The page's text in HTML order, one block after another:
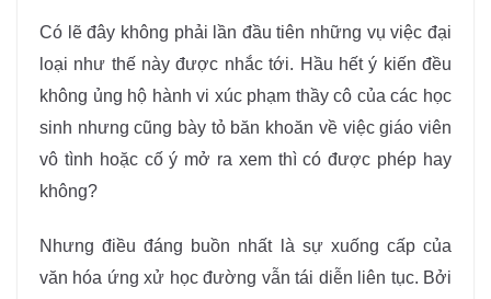
Có lẽ đây không phải lần đầu tiên những vụ việc đại
loại như thế này được nhắc tới. Hầu hết ý kiến đều
không ủng hộ hành vi xúc phạm thầy cô của các học
sinh nhưng cũng bày tỏ băn khoăn về việc giáo viên
vô tình hoặc cố ý mở ra xem thì có được phép hay
không?
Nhưng điều đáng buồn nhất là sự xuống cấp của
văn hóa ứng xử học đường vẫn tái diễn liên tục. Bởi